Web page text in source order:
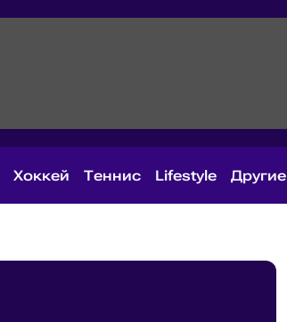
Хоккей Теннис Lifestyle Другие